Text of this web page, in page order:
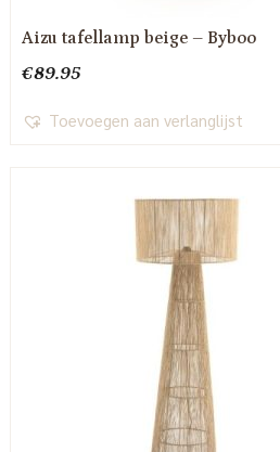
Aizu tafellamp beige – Byboo
€89.95
Toevoegen aan verlanglijst